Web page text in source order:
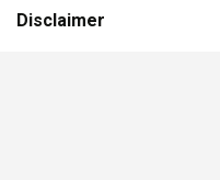
Disclaimer